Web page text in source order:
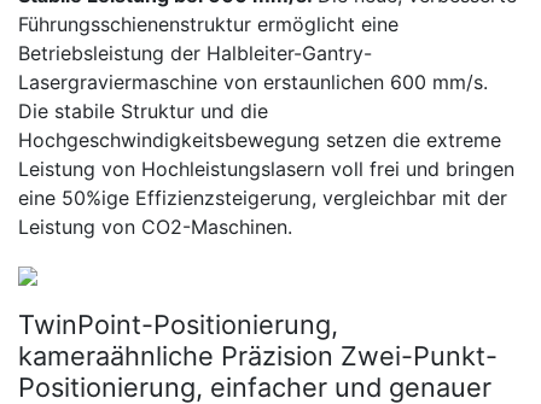
Führungsschienenstruktur ermöglicht eine
Betriebsleistung der Halbleiter-Gantry-
Lasergraviermaschine von erstaunlichen 600 mm/s.
Die stabile Struktur und die
Hochgeschwindigkeitsbewegung setzen die extreme
Leistung von Hochleistungslasern voll frei und bringen
eine 50%ige Effizienzsteigerung, vergleichbar mit der
Leistung von CO2-Maschinen.
TwinPoint-Positionierung,
kameraähnliche Präzision Zwei-Punkt-
Positionierung, einfacher und genauer